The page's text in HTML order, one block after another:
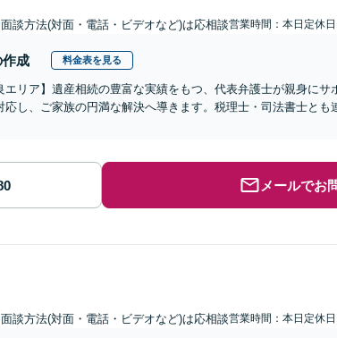
面談方法(対面・電話・ビデオなど)は応相談営業時間：本日定休日
作成 料金表を見る
エリア】遺産相続の豊富な実績をもつ、代表弁護士が親身にサ
応し、ご家族の円満な解決へ導きます。税理士・司法書士と
メールでお
面談方法(対面・電話・ビデオなど)は応相談営業時間：本日定休日